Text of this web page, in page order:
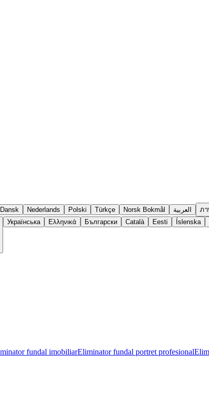
Dansk Nederlands Polski Türkçe Norsk Bokmål العربية ภ
Українська Ελληνικά Български Català Eesti Íslenska
fundal imobiliarEliminator fundal portret profesional